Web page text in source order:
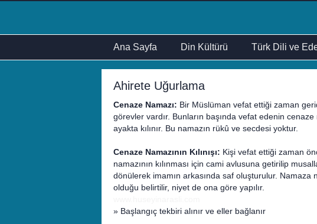
Ana Sayfa Din Kültürü Türk Dili ve
Ahirete Uğurlama
Cenaze Namazı: Bir Müslüman vefat ettiği zaman
görevler vardır. Bunların başında vefat edenin cenaze
ayakta kılınır. Bu namazın rükû ve secdesi yoktur.
Cenaze Namazının Kılınışı: Kişi vefat ettiği zaman
namazının kılınması için cami avlusuna getirilip
dönülerek imamın arkasında saf oluşturulur.
olduğu belirtilir, niyet de ona göre yapılır.
» Başlangıç tekbiri alınır ve eller bağlanır